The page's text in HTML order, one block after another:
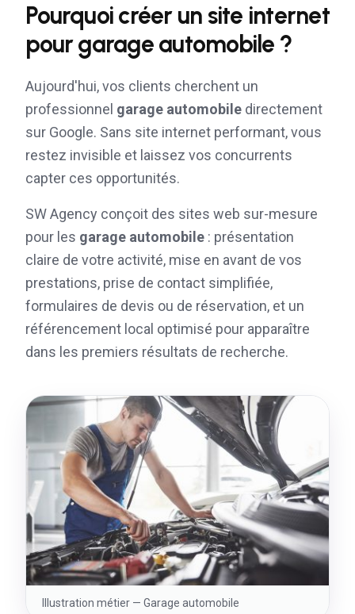
Pourquoi créer un site internet
pourgarage automobile ?
Aujourd'hui, vos clients cherchent un
professionnel garage automobile directement
sur Google. Sans site internet performant, vous
restez invisible et laissez vos concurrents
capter ces opportunités.
SW Agency conçoit des sites web sur-mesure
pour les garage automobile : présentation
claire de votre activité, mise en avant de vos
prestations, prise de contact simplifiée,
formulaires de devis ou de réservation, et un
référencement local optimisé pour apparaître
dans les premiers résultats de recherche.
Illustration métier — Garage automobile